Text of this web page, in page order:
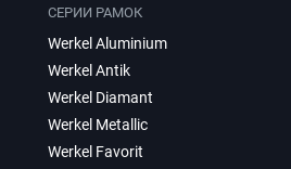
СЕРИИ РАМОК
Werkel Aluminium
Werkel Antik
Werkel Diamant
Werkel Metallic
Werkel Favorit